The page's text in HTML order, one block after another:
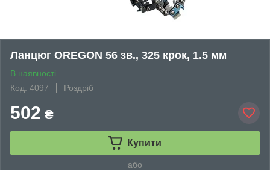
Ланцюг OREGON 56 зв., 325 крок, 1.5 мм
В наявності
Код: 4097
Роздріб
502 ₴
Купити
або